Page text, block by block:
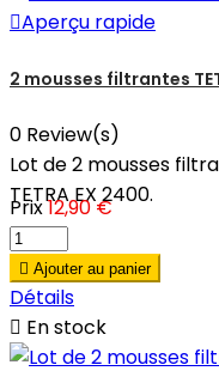
Aperçu rapide
2 mousses filtrantes
0 Review(s)
Lot de 2 mousses
TETRA EX 2400.
Prix12,90 €
 Ajouter au panier
Détails
 En stock